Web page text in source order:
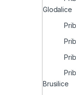
Glodalice
Brusilice